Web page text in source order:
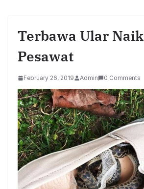
Terbawa Ular Naik
Pesawat
February 26, 2019 Admin 0 Comments